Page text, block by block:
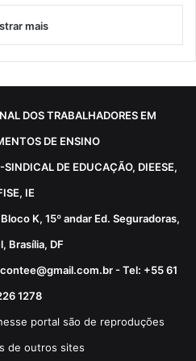
mais
DOS TRABALHADORES EM
DE ENSINO
DE EDUCAÇÃO, DIEESE,
IE
K, 15º andar Ed. Seguradoras,
Brasília, DF
- Tel: +55 61
1278
portal são de reproduções
de outros sites